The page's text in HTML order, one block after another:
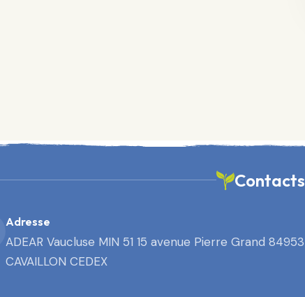
Contacts
Adresse
ADEAR Vaucluse MIN 51 15 avenue Pierre Grand 84953
CAVAILLON CEDEX